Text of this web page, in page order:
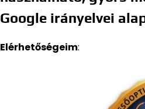
Google irányelvei
Elérhetőségeim: